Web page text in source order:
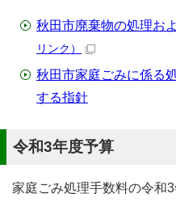
秋田市廃棄物の処理お
リンク）
秋田市家庭ごみに係る
する指針
令和3年度予算
家庭ごみ処理手数料の令和